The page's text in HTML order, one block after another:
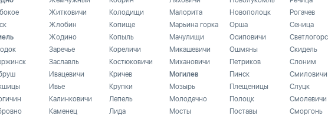
Житковичи
Жлобин
Жодино
Заречье
Заславль
Ивацевичи
Ивье
Калинковичи
Каменец
Колодищи
Копище
Копыль
Кореличи
Костюковичи
Кричев
Крупки
Лепель
Лида
Малорита
Марьина горка
Мачулищи
Микашевичи
Михановичи
Могилев
Мозырь
Молодечно
Мосты
Новополоцк
Орша
Осиповичи
Ошмяны
Петриков
Пинск
Плещеницы
Полоцк
Поставы
Рогачев
Сеница
Скидель
Слоним
Смиловичи
Слуцк
Смолевичи
Сморгонь